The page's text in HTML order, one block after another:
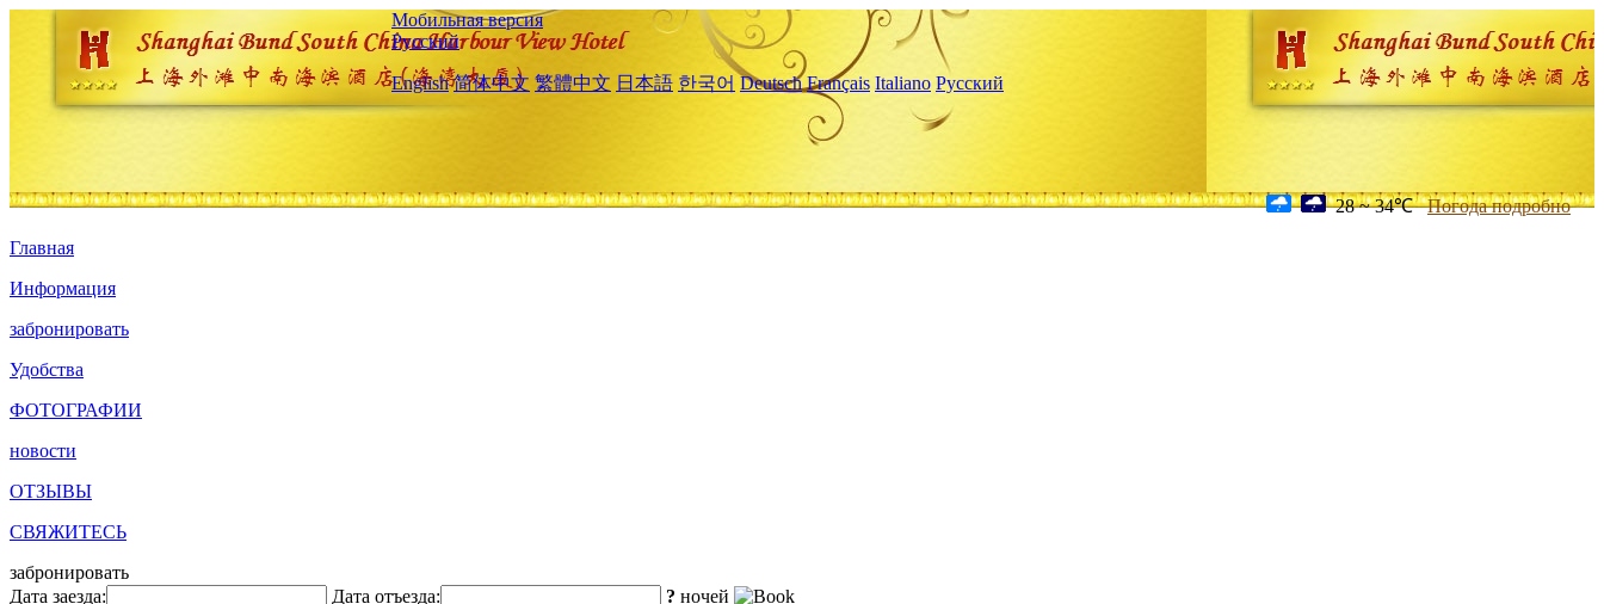
Мобильная версия
Русский
English 简体中文 繁體中文 日本語 한국어 Deutsch Français Italiano Русский
28 ~ 34℃ Погода подробно
Главная
Информация
забронировать
Удобства
ФОТОГРАФИИ
новости
ОТЗЫВЫ
СВЯЖИТЕСЬ
забронировать
Дата заезда:
Дата отъезда: ? ночей